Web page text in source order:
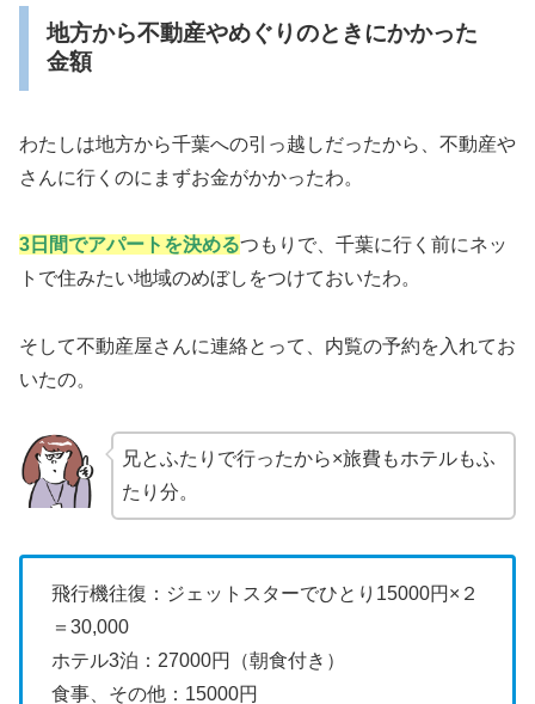
地方から不動産やめぐりのときにかかった
金額
わたしは地方から千葉への引っ越しだったから、不動産や
さんに行くのにまずお金がかかったわ。
3日間でアパートを決めるつもりで、千葉に行く前にネッ
トで住みたい地域のめぼしをつけておいたわ。
そして不動産屋さんに連絡とって、内覧の予約を入れてお
いたの。
兄とふたりで行ったから×旅費もホテルもふ
たり分。
飛行機往復：ジェットスターでひとり15000円×２
＝30,000
ホテル3泊：27000円（朝食付き）
食事、その他：15000円